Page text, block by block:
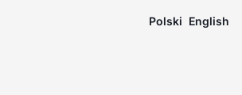
Polski English